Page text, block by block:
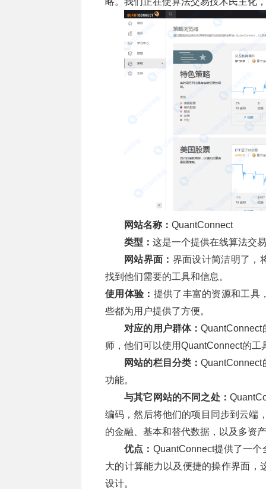
网站名称： QuantConnect
类型： 这是一个提供在线算法交
网站界面： 界面设计简洁明了，
找到他们需要的工具和信息。
使用体验： 提供了丰富的资源和工具
些都为用户提供了方便。
对应的用户群体：QuantConnect
师，他们可以使用QuantConnect的
网站的栏目分类：QuantConnect
功能。
与其它网站的不同之处：
编码，然后将他们的项目同步到云端
的金融、基本和替代数据，以及多资
优点： QuantConnect提供了一
大的计算能力以及便捷的操作界面，
设计。